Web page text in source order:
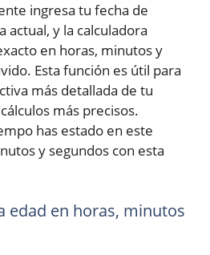
ingresa tu fecha de
actual, y la calculadora
en horas, minutos y
Esta función es útil para
más detallada de tu
más precisos.
has estado en este
y segundos con esta
edad en horas, minutos